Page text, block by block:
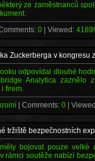
ze zaměstnanců
Comments:0 | Viewed:
Zuckerberga v kongresu
odpovídal dlouhé
Analytica zaznělo
firem.
| Comments:0 |
tržiště bezpečnostních
bojovat pouze velké
rámci soutěže nabízí